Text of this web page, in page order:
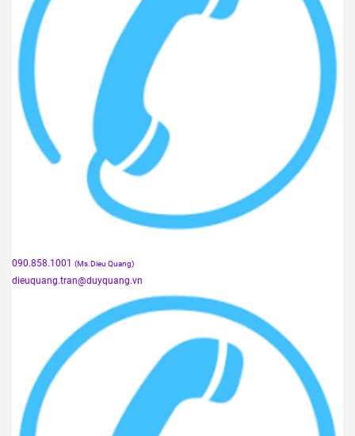
090.858.1001 (Ms.Dieu Quang)
dieuquang.tran@duyquang.vn